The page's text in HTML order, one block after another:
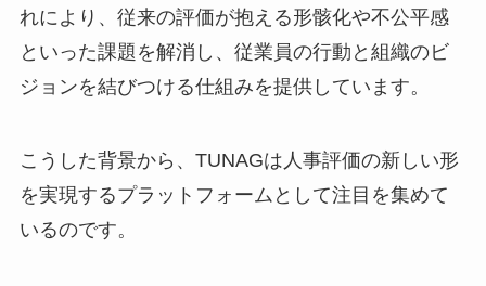
れにより、従来の評価が抱える形骸化や不公平感
といった課題を解消し、従業員の行動と組織のビ
ジョンを結びつける仕組みを提供しています。
こうした背景から、TUNAGは人事評価の新しい形
を実現するプラットフォームとして注目を集めて
いるのです。